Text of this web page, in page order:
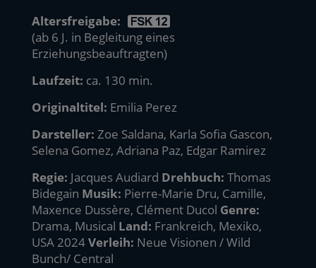
Altersfreigabe:
(ab 6 J. in Begleitung eines
Erziehungsbeauftragten)
Laufzeit: ca. 130 min.
Originaltitel: Emilia Perez
Darsteller: Zoe Saldana, Karla Sofia Gascon,
Selena Gomez, Adriana Paz, Edgar Ramirez
Regie: Jacques Audiard Drehbuch: Thomas
Bidegain Musik: Pierre-Marie Dru, Camille,
Maxence Dussère, Clément Ducol Genre:
Drama, Musical Land: Frankreich, Mexiko,
USA 2024Verleih: Neue Visionen / Wild
Bunch/ Central